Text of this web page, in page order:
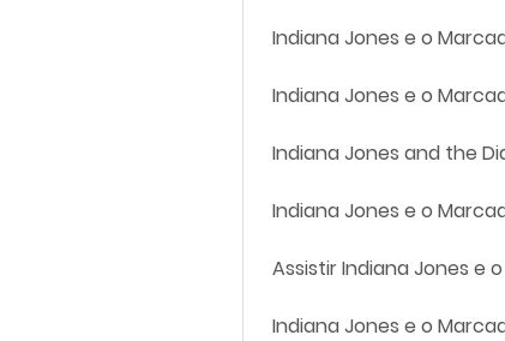
Indiana Jones e o
Indiana Jones e o
Indiana Jones and the
Indiana Jones e o
Assistir Indiana Jones e
Indiana Jones e o